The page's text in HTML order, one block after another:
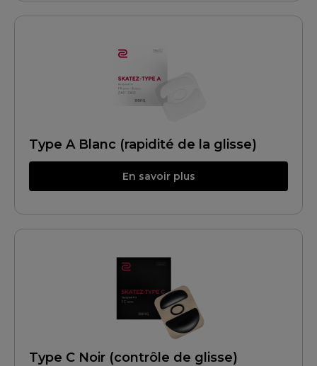
Type A Blanc (rapidité de la glisse)
En savoir plus
Type C Noir (contrôle de glisse)